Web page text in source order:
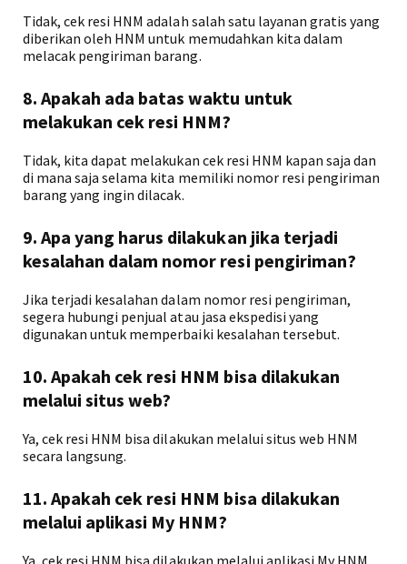
Tidak, cek resi HNM adalah salah satu layanan gratis yang
diberikan oleh HNM untuk memudahkan kita dalam
melacak pengiriman barang.
8. Apakah ada batas waktu untuk
melakukan cek resi HNM?
Tidak, kita dapat melakukan cek resi HNM kapan saja dan
di mana saja selama kita memiliki nomor resi pengiriman
barang yang ingin dilacak.
9. Apa yang harus dilakukan jika terjadi
kesalahan dalam nomor resi pengiriman?
Jika terjadi kesalahan dalam nomor resi pengiriman,
segera hubungi penjual atau jasa ekspedisi yang
digunakan untuk memperbaiki kesalahan tersebut.
10. Apakah cek resi HNM bisa dilakukan
melalui situs web?
Ya, cek resi HNM bisa dilakukan melalui situs web HNM
secara langsung.
11. Apakah cek resi HNM bisa dilakukan
melalui aplikasi My HNM?
Ya, cek resi HNM bisa dilakukan melalui aplikasi My HNM